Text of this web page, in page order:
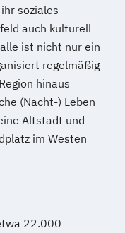
soziales
auch kulturell
ist nicht nur ein
regelmäßig
hinaus
(Nacht-) Leben
Altstadt und
im Westen
22.000